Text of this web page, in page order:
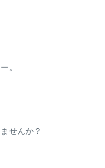
。
せんか？